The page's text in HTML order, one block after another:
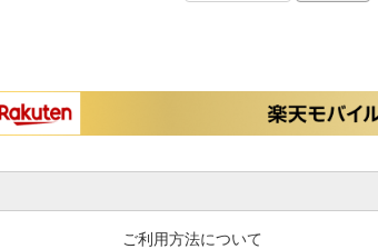
ご利用方法について